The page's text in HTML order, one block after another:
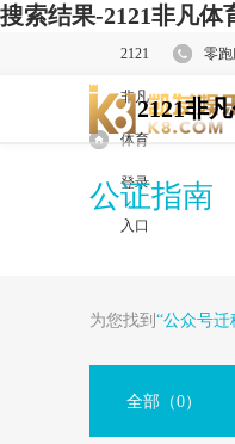
搜索结果-2121非凡体
2121
非凡
体育
登录
入口
零
2121非
公证指南
为您找到 “公众号迁
全部 （0）